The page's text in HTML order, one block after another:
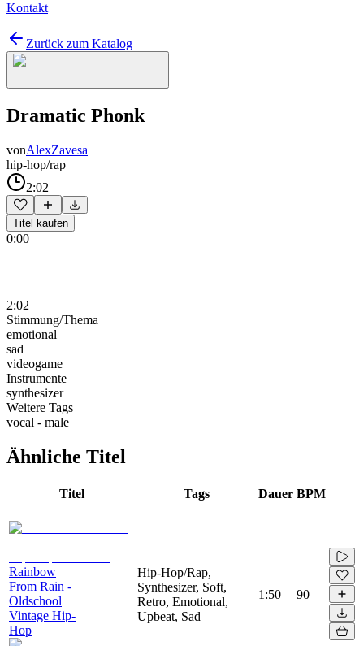
Kontakt
Zurück zum Katalog
Dramatic Phonk
vonAlexZavesa
hip-hop/rap
2:02
Titel kaufen
0:00
2:02
Stimmung/Thema
emotional
sad
videogame
Instrumente
synthesizer
Weitere Tags
vocal - male
Ähnliche Titel
Titel Tags Dauer BPM
Rainbow
From Rain -
Oldschool
Vintage Hip-
Hop
Hip-Hop/Rap,
Synthesizer, Soft,
Retro, Emotional,
Upbeat, Sad
1:50 90